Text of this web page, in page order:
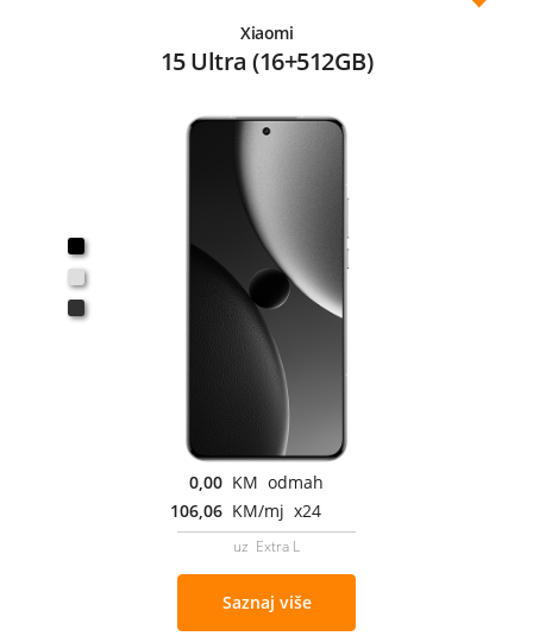
Xiaomi
15 Ultra (16+512GB)
0,00 KM odmah
106,06 KM/mj x24
uz Extra L
Saznaj više